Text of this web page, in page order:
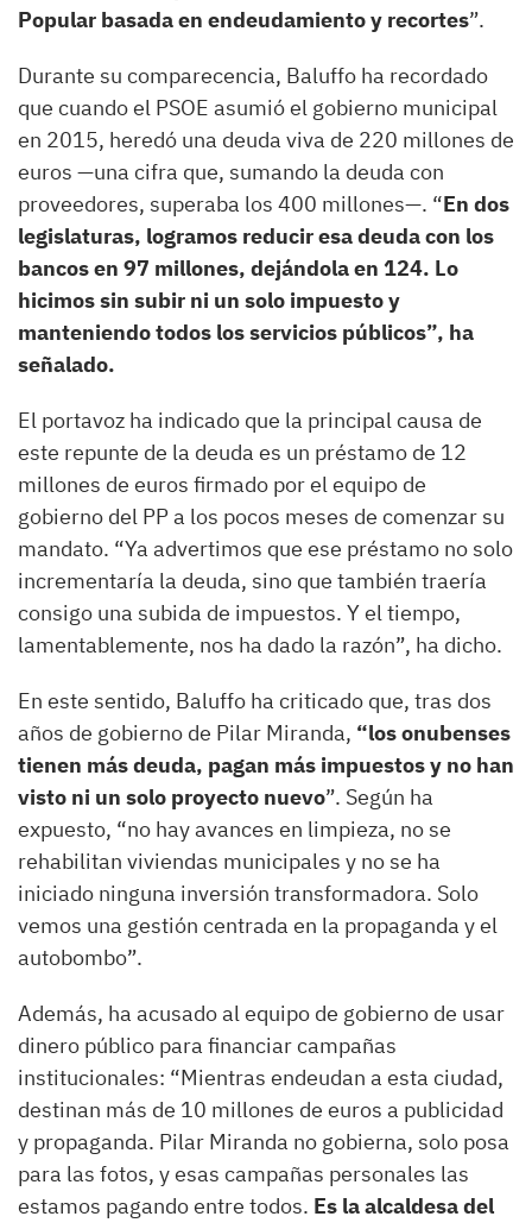
Popular basada en endeudamiento y recortes”.
Durante su comparecencia, Baluffo ha recordado
que cuando el PSOE asumió el gobierno municipal
en 2015, heredó una deuda viva de 220 millones de
euros —una cifra que, sumando la deuda con
proveedores, superaba los 400 millones—. “En dos
legislaturas, logramos reducir esa deuda con los
bancos en 97 millones, dejándola en 124. Lo
hicimos sin subir ni un solo impuesto y
manteniendo todos los servicios públicos”, ha
señalado.
El portavoz ha indicado que la principal causa de
este repunte de la deuda es un préstamo de 12
millones de euros firmado por el equipo de
gobierno del PP a los pocos meses de comenzar su
mandato. “Ya advertimos que ese préstamo no solo
incrementaría la deuda, sino que también traería
consigo una subida de impuestos. Y el tiempo,
lamentablemente, nos ha dado la razón”, ha dicho.
En este sentido, Baluffo ha criticado que, tras dos
años de gobierno de Pilar Miranda, “los onubenses
tienen más deuda, pagan más impuestos y no han
visto ni un solo proyecto nuevo”. Según ha
expuesto, “no hay avances en limpieza, no se
rehabilitan viviendas municipales y no se ha
iniciado ninguna inversión transformadora. Solo
vemos una gestión centrada en la propaganda y el
autobombo”.
Además, ha acusado al equipo de gobierno de usar
dinero público para financiar campañas
institucionales: “Mientras endeudan a esta ciudad,
destinan más de 10 millones de euros a publicidad
y propaganda. Pilar Miranda no gobierna, solo posa
para las fotos, y esas campañas personales las
estamos pagando entre todos. Es la alcaldesa del